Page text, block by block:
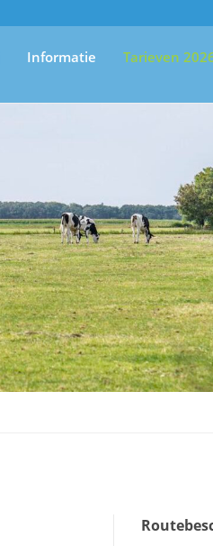
Informatie Tarieven